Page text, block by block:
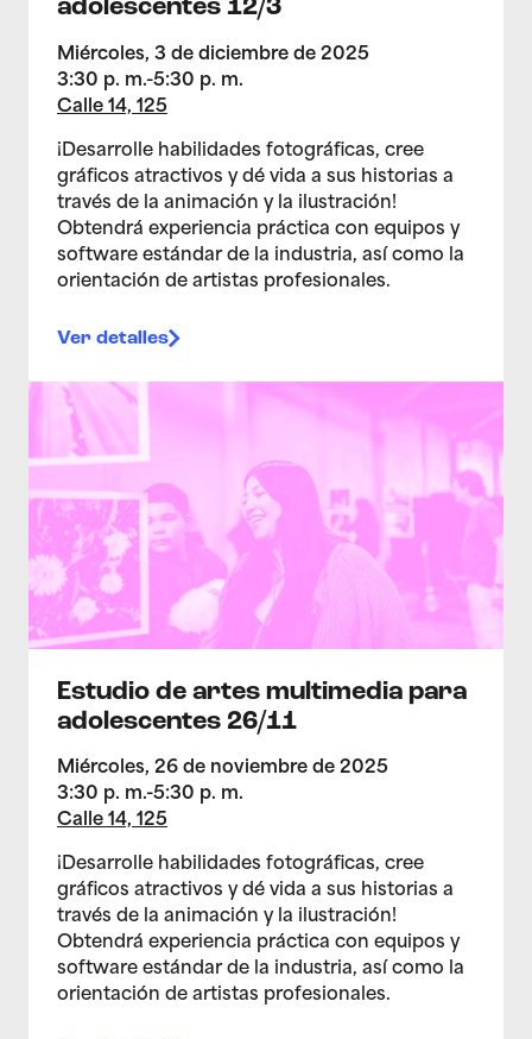
adolescentes 12/3
Miércoles, 3 de diciembre de 2025
3:30 p. m.-5:30 p. m.
Calle 14, 125
¡Desarrolle habilidades fotográficas, cree
gráficos atractivos y dé vida a sus historias a
través de la animación y la ilustración!
Obtendrá experiencia práctica con equipos y
software estándar de la industria, así como la
orientación de artistas profesionales.
Ver detalles
>Estudio de artes multimedia para adolescentes 26/
Estudio de artes multimedia para
adolescentes 26/11
Miércoles, 26 de noviembre de 2025
3:30 p. m.-5:30 p. m.
Calle 14, 125
¡Desarrolle habilidades fotográficas, cree
gráficos atractivos y dé vida a sus historias a
través de la animación y la ilustración!
Obtendrá experiencia práctica con equipos y
software estándar de la industria, así como la
orientación de artistas profesionales.